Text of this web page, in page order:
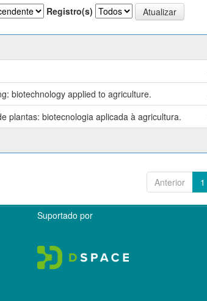
Registro(s)
biotechnology applied to agriculture.
plantas: biotecnologia aplicada à agricultura.
Anterior 1
Suportado por